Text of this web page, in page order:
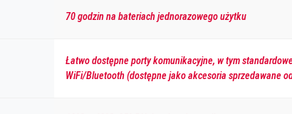
70 godzin na bateriach jednorazowego użytku
Łatwo dostępne porty komunikacyjne, w tym
WiFi/Bluetooth (dostępne jako akcesoria sprzedawane